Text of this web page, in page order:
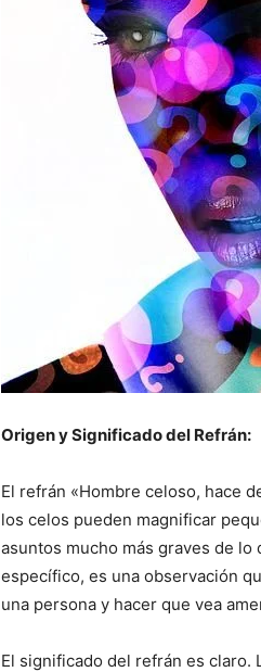
Origen y Significado del Refrán:
El refrán «Hombre celoso, hace
los celos pueden magnificar
asuntos mucho más graves de
específico, es una observación
una persona y hacer que vea
El significado del refrán es claro.